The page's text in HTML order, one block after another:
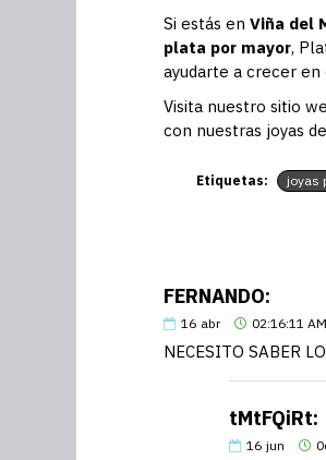
Si estás en Viña del
plata por mayor,
ayudarte a crecer
Visita nuestro sitio
con nuestras joyas
Etiquetas: joyas
FERNANDO:
16 abr 02:16:11 AM
NECESITO SABER
tMtFQiRt:
16 jun